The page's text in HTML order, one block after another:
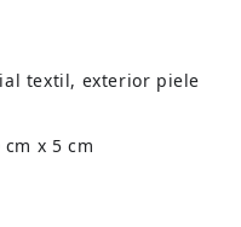
textil, exterior piele
x 5 cm